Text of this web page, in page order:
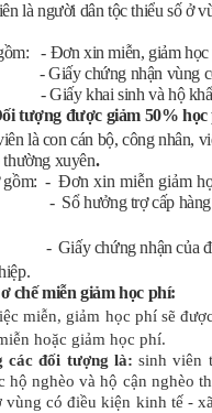
dân tộc thiểu số ở
- Đơn xin miễn, giảm học
nhận vùng có điều
- Giấy khai sinh và hộ
tượng được giảm 50% học
là con cán bộ, công nhân,
xuyên.
- Đơn xin miễn giảm
- Sổ hưởng trợ cấp
- Giấy chứng nhận của
chế miễn giảm học phí:
miễn, giảm học phí sẽ
hoặc giảm học phí.
các đối tượng là: sinh viên
hộ nghèo và hộ cận nghèo
vùng có điều kiện kinh tế -